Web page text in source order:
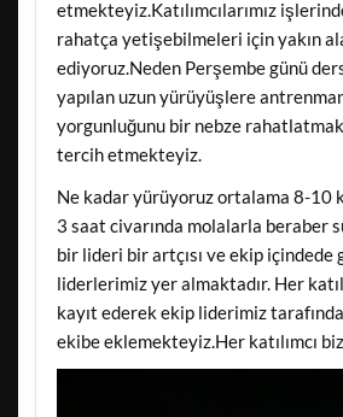
etmekteyiz.Katılımcılarımız
rahatça yetişebilmeleri için yakın
ediyoruz.Neden Perşembe günü
yapılan uzun yürüyüşlere
yorgunluğunu bir nebze rahatlatmak
tercih etmekteyiz.
Ne kadar yürüyoruz ortalama 8-10
3 saat civarında molalarla beraber
bir lideri bir artçısı ve ekip içindede
liderlerimiz yer almaktadır. Her
kayıt ederek ekip liderimiz
ekibe eklemekteyiz.Her katılımcı